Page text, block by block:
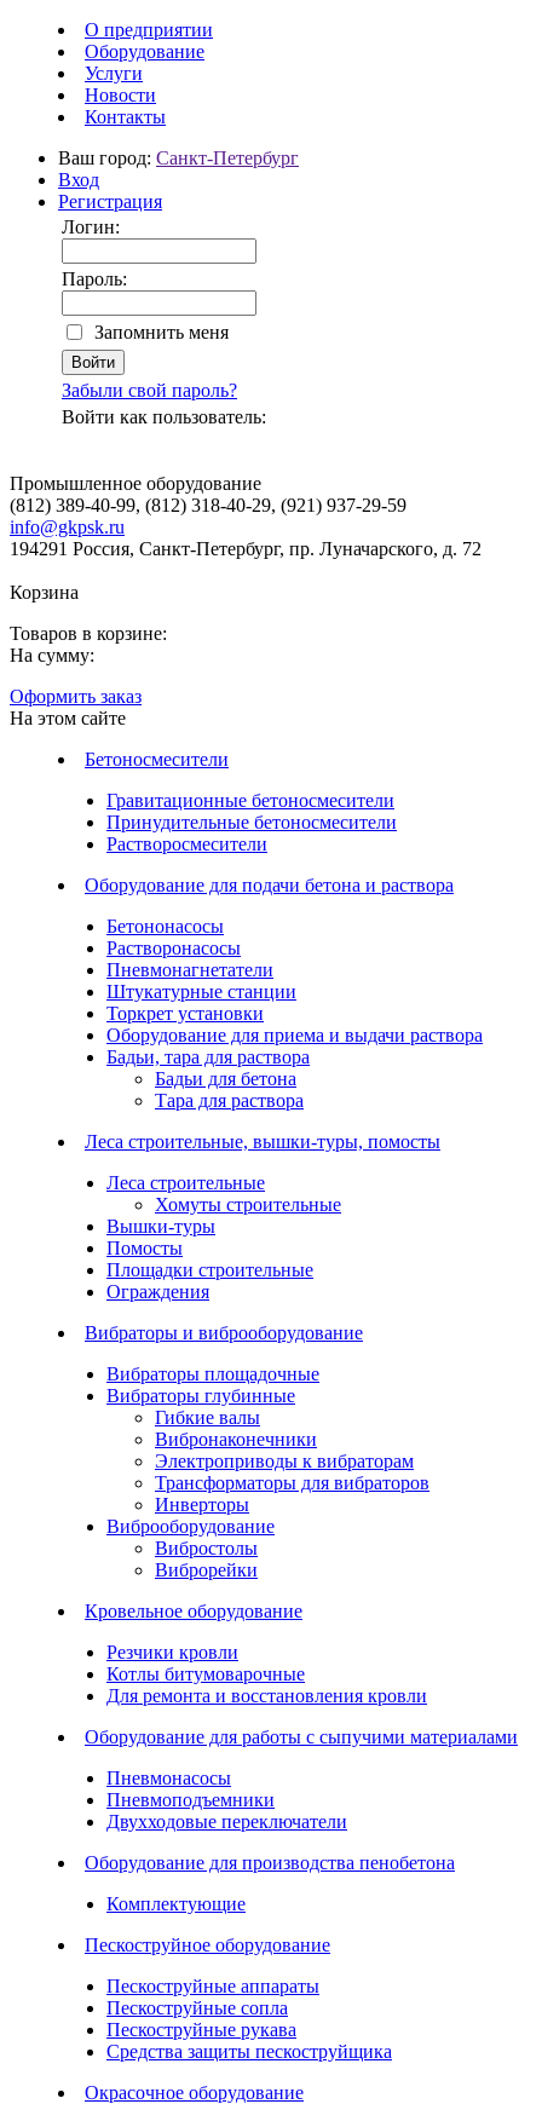
О предприятии
Оборудование
Услуги
Новости
Контакты
Ваш город: Санкт-Петербург
Вход
Регистрация
Логин:
Пароль:
Запомнить меня
Забыли свой пароль?
Войти как пользователь:
Промышленное оборудование
(812) 389-40-99, (812) 318-40-29, (921) 937-29-59
info@gkpsk.ru
194291 Россия, Санкт-Петербург, пр. Луначарского, д. 72
Корзина
Товаров в корзине:
На сумму:
Оформить заказ
На этом сайте
Бетоносмесители
Гравитационные бетоносмесители
Принудительные бетоносмесители
Растворосмесители
Оборудование для подачи бетона и раствора
Бетононасосы
Растворонасосы
Пневмонагнетатели
Штукатурные станции
Торкрет установки
Оборудование для приема и выдачи раствора
Бадьи, тара для раствора
Бадьи для бетона
Тара для раствора
Леса строительные, вышки-туры, помосты
Леса строительные
Хомуты строительные
Вышки-туры
Помосты
Площадки строительные
Ограждения
Вибраторы и виброоборудование
Вибраторы площадочные
Вибраторы глубинные
Гибкие валы
Вибронаконечники
Электроприводы к вибраторам
Трансформаторы для вибраторов
Инверторы
Виброоборудование
Вибростолы
Виброрейки
Кровельное оборудование
Резчики кровли
Котлы битумоварочные
Для ремонта и восстановления кровли
Оборудование для работы с сыпучими материалами
Пневмонасосы
Пневмоподъемники
Двухходовые переключатели
Оборудование для производства пенобетона
Комплектующие
Пескоструйное оборудование
Пескоструйные аппараты
Пескоструйные сопла
Пескоструйные рукава
Средства защиты пескоструйщика
Окрасочное оборудование